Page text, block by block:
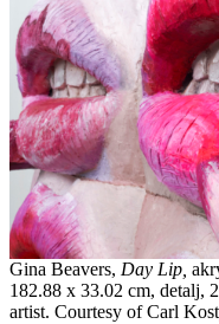
Gina Beavers, Day Lip,
182.88 x 33.02 cm, detalj,
artist. Courtesy of Carl